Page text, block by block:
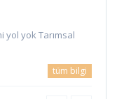
yol yok Tarımsal
tüm bilgi